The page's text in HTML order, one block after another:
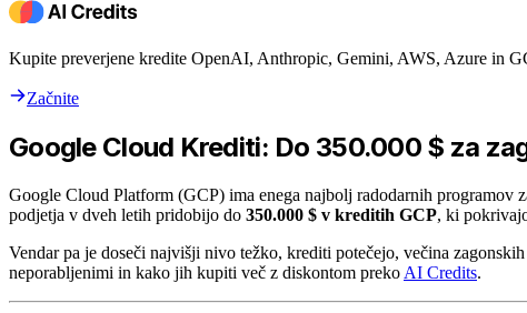
Kupite preverjene kredite OpenAI, Anthropic, Gemini, AWS, Azure in
Začnite
Google Cloud Krediti: Do 350.000 $ za
Google Cloud Platform (GCP) ima enega najbolj radodarnih programov
podjetja v dveh letih pridobijo do 350.000 $ v kreditih GCP, ki
Vendar pa je doseči najvišji nivo težko, krediti potečejo, večina
neporabljenimi in kako jih kupiti več z diskontom preko AI Credits.